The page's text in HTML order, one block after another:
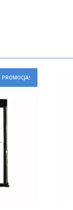
PROMOCJA!